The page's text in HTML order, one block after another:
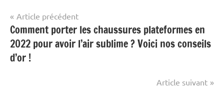
Navigation
de
l’article
Article précédent
Comment porter les chaussures plateformes en
2022 pour avoir l’air sublime ? Voici nos conseils
d’or !
Article suivant